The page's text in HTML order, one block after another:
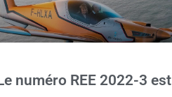
numéro REE 2022-3 est